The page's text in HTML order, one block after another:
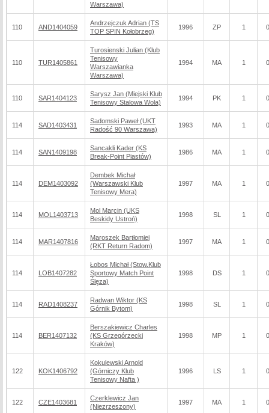
Warszawa)
110 AND1404059
Andrzejczuk Adrian (TS
TOP SPIN Kołobrzeg)
1996 ZP 1
110 TUR1405861
Turosienski Julian (Klub
Tenisowy
Warszawianka
Warszawa)
1994 MA 1
110 SAR1404123
Sarysz Jan (Miejski Klub
Tenisowy Stalowa Wola)
1994 PK 1
114 SAD1403431
Sadomski Paweł (UKT
Radość 90 Warszawa)
1993 MA 1
114 SAN1409198
Sancakli Kader (KS
Break-Point Piastów)
1986 MA 1
114 DEM1403092
Dembek Michał
(Warszawski Klub
Tenisowy Mera)
1997 MA 1
114 MOL1403713
Mol Marcin (UKS
Beskidy Ustroń)
1998 SL 1
114 MAR1407816
Maroszek Bartłomiej
(RKT Return Radom)
1997 MA 1
114 LOB1407282
Łobos Michał (Stow.Klub
Sportowy Match Point
Ślęza)
1998 DS 1
114 RAD1408237
Radwan Wiktor (KS
Górnik Bytom)
1998 SL 1
114 BER1407132
Berszakiewicz Charles
(KS Grzegórzecki
Kraków)
1998 MP 1
122 KOK1406792
Kokulewski Arnold
(Górniczy Klub
Tenisowy Nafta )
1996 LS 1
122 CZE1403681
Czerklewicz Jan
(Niezrzeszony)
1997 MA 1